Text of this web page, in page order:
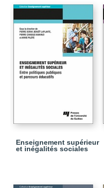
Enseignement supérieur
et inégalités sociales